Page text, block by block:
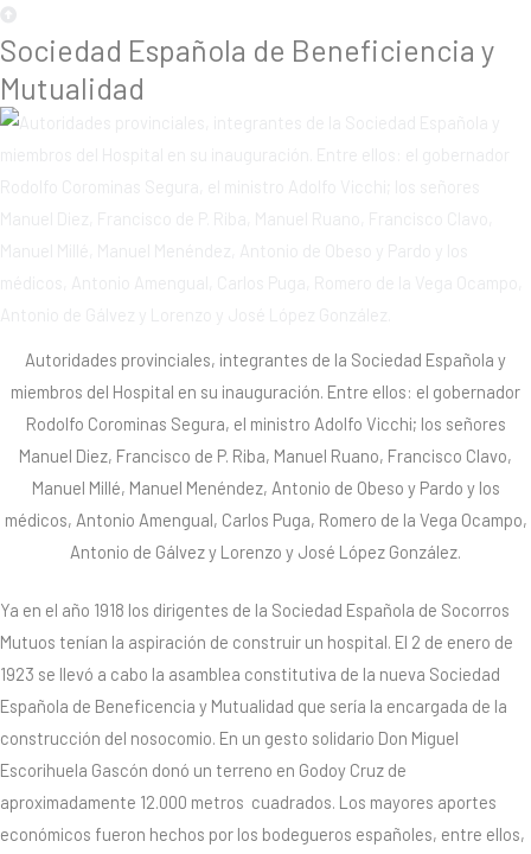
Sociedad Española de Beneficiencia y
Mutualidad
Autoridades provinciales, integrantes de la Sociedad Española y
miembros del Hospital en su inauguración. Entre ellos: el gobernador
Rodolfo Corominas Segura, el ministro Adolfo Vicchi; los señores
Manuel Diez, Francisco de P. Riba, Manuel Ruano, Francisco Clavo,
Manuel Millé, Manuel Menéndez, Antonio de Obeso y Pardo y los
médicos, Antonio Amengual, Carlos Puga, Romero de la Vega Ocampo,
Antonio de Gálvez y Lorenzo y José López González.
Ya en el año 1918 los dirigentes de la Sociedad Española de Socorros
Mutuos tenían la aspiración de construir un hospital. El 2 de enero de
1923 se llevó a cabo la asamblea constitutiva de la nueva Sociedad
Española de Beneficencia y Mutualidad que sería la encargada de la
construcción del nosocomio. En un gesto solidario Don Miguel
Escorihuela Gascón donó un terreno en Godoy Cruz de
aproximadamente 12.000 metros cuadrados. Los mayores aportes
económicos fueron hechos por los bodegueros españoles, entre ellos,